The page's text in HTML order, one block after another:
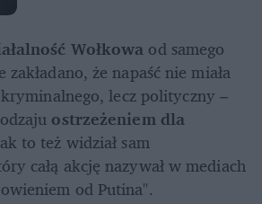
Wołkowa od samego
że napaść nie miała
lecz polityczny –
ostrzeżeniem dla
to też widział sam
całą akcję nazywał w mediach
od Putina".